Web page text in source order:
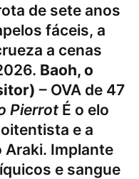
de sete anos
fáceis, a
a cenas
Baoh, o
– OVA de 47
Pierrot É o elo
e a
Araki. Implante
e sangue